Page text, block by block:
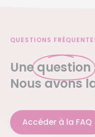
QUESTIONS
Une question
Nous avons
Accéder à la FAQ